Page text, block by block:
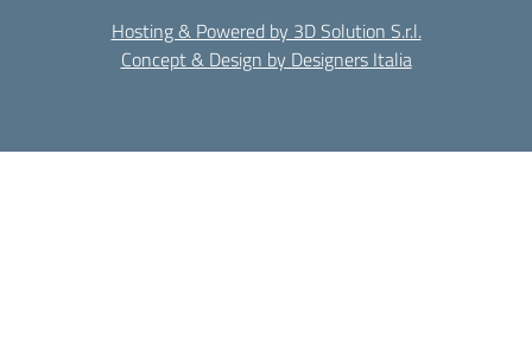
Hosting & Powered by 3D Solution S.r.l.
Concept & Design by Designers Italia